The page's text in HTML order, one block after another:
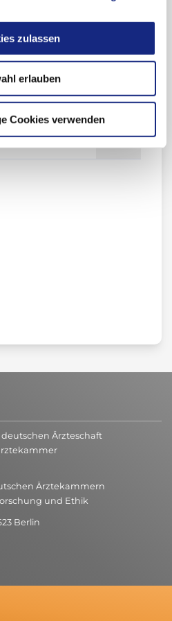
zulassen
erlauben
Cookies verwenden
Zirrhose schließt
Ärzteschaft
Ärztekammern
und Ethik
Berlin